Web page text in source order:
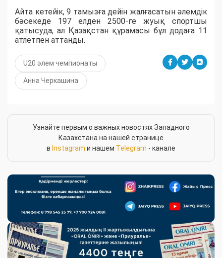
Айта кетейік, 9 тамызға дейін жалғасатын әлемдік
бәсекеде 197 елден 2500-ге жуық спортшы
қатысуда, ал Қазақстан құрамасы бұл додаға 11
атлетпен аттанды.
U20 әлем чемпионаты
Анна Черкашина
Узнайте первым о важных новостях Западного
Казахстана на нашей странице
в Instagram и нашем Telegram - канале